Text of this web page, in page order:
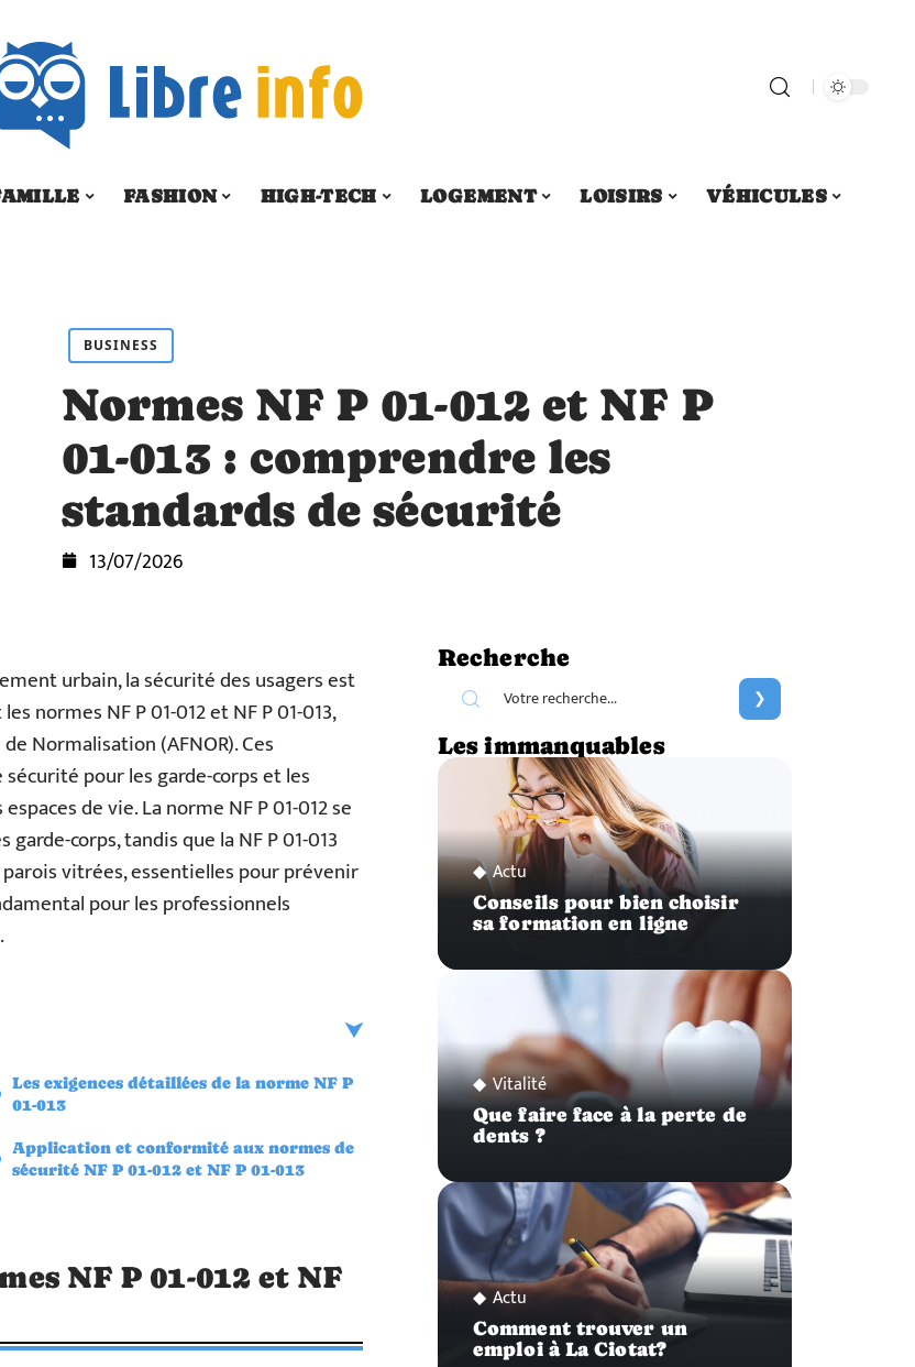
FASHION HIGH-TECH LOGEMENT LOISIRS
VÉHICULES
BUSINESS
Normes NF P 01-012 et NF P
01-013 : comprendre les
standards de sécurité
13/07/2026
urbain, la sécurité des usagers est
normes NF P 01-012 et NF P 01-013,
Normalisation (AFNOR). Ces
pour les garde-corps et les
de vie. La norme NF P 01-012 se
corps, tandis que la NF P 01-013
vitrées, essentielles pour prévenir
pour les professionnels
Les exigences détaillées de la norme NF P
01-013
Application et conformité aux normes de
sécurité NF P 01-012 et NF P 01-013
NF P 01-012 et NF
Recherche
Les immanquables
Actu
Conseils pour bien choisir
sa formation en ligne
Vitalité
Que faire face à la perte de
dents ?
Actu
Comment trouver un
emploi à La Ciotat?